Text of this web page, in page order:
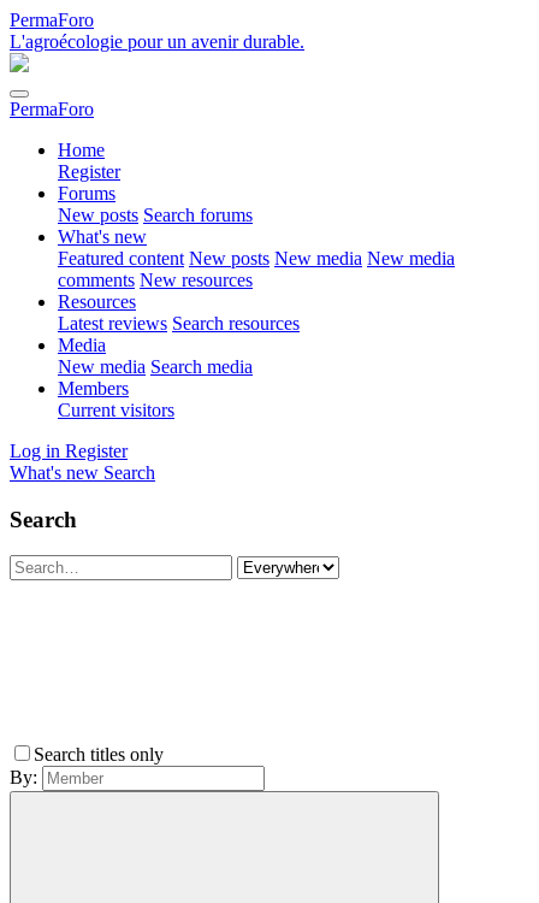
PermaForo
L'agroécologie pour un avenir durable.
PermaForo
Home
Register
Forums
New posts Search forums
What's new
Featured content New posts New media New media
comments New resources
Resources
Latest reviews Search resources
Media
New media Search media
Members
Current visitors
Log in Register
What's new Search
Search
Search titles only
By: